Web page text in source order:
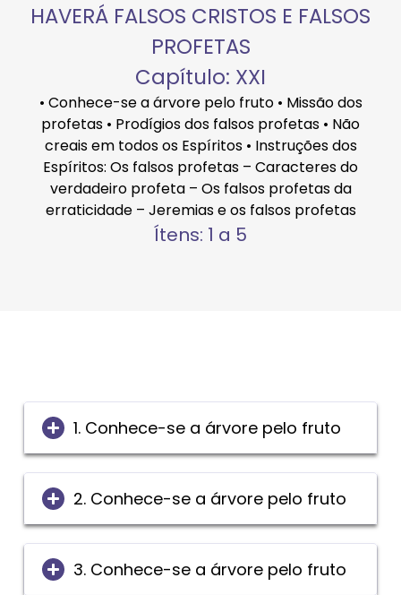
HAVERÁ FALSOS CRISTOS E FALSOS
PROFETAS
Capítulo: XXI
• Conhece-se a árvore pelo fruto • Missão dos
profetas • Prodígios dos falsos profetas • Não
creais em todos os Espíritos • Instruções dos
Espíritos: Os falsos profetas – Caracteres do
verdadeiro profeta – Os falsos profetas da
erraticidade – Jeremias e os falsos profetas
Ítens: 1 a 5
1. Conhece-se a árvore pelo fruto
2. Conhece-se a árvore pelo fruto
3. Conhece-se a árvore pelo fruto